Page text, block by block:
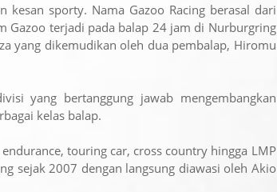
kesan sporty. Nama Gazoo Racing berasal dari
Gazoo terjadi pada balap 24 jam di Nurburgring
yang dikemudikan oleh dua pembalap, Hiromu
yang bertanggung jawab mengembangkan
kelas balap.
touring car, cross country hingga LMP
sejak 2007 dengan langsung diawasi oleh Akio